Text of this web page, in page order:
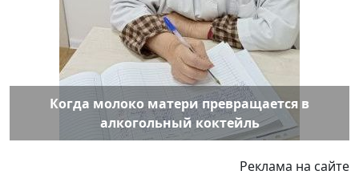
Когда молоко матери превращается в
алкогольный коктейль
Реклама на сайте